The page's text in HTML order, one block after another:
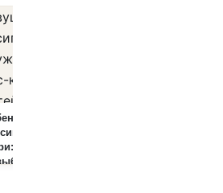
женских
кросс-
какие бывают,